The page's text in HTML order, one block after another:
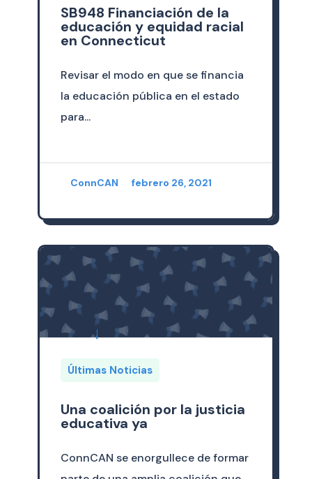
SB948 Financiación de la
educación y equidad racial
en Connecticut
Revisar el modo en que se financia
la educación pública en el estado
para...
ConnCAN febrero 26, 2021
Últimas Noticias
Una coalición por la justicia
educativa ya
ConnCAN se enorgullece de formar